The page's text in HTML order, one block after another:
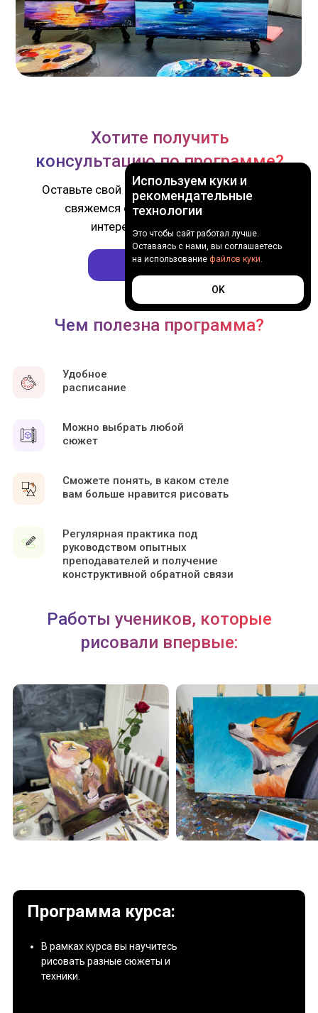
Удобный вид связи
Я согласен получать рекламно-
информационную рассылку
Отправить
Хотите получить
консультацию по программе?
Оставьте свой номер телефона, менеджер
свяжемся с вами и ответит на все
интересующие вопросы.
Записаться
Чем полезна программа?
Удобное
расписание
Сможете понять, в каком стеле
вам больше нравится рисовать
Можно выбрать любой
сюжет
Регулярная практика под
руководством опытных
преподавателей и получение
конструктивной обратной связи
Работы учеников, которые
рисовали впервые:
Программа курса:
В рамках курса вы научитесь
рисовать разные сюжеты и
техники.
Это чтобы сайт работал лучше.
Оставаясь с нами, вы соглашаетесь
на использование файлов куки.
OK
Используем куки и
рекомендательные
технологии